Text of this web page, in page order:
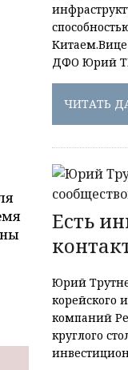
ДФО Юрий
ЧИТАТЬ
Есть
Юрий
корейского
компаний
круглого